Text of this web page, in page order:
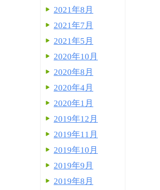
2021年8月
2021年7月
2021年5月
2020年10月
2020年8月
2020年4月
2020年1月
2019年12月
2019年11月
2019年10月
2019年9月
2019年8月